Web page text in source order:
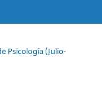
Psicología (Julio-